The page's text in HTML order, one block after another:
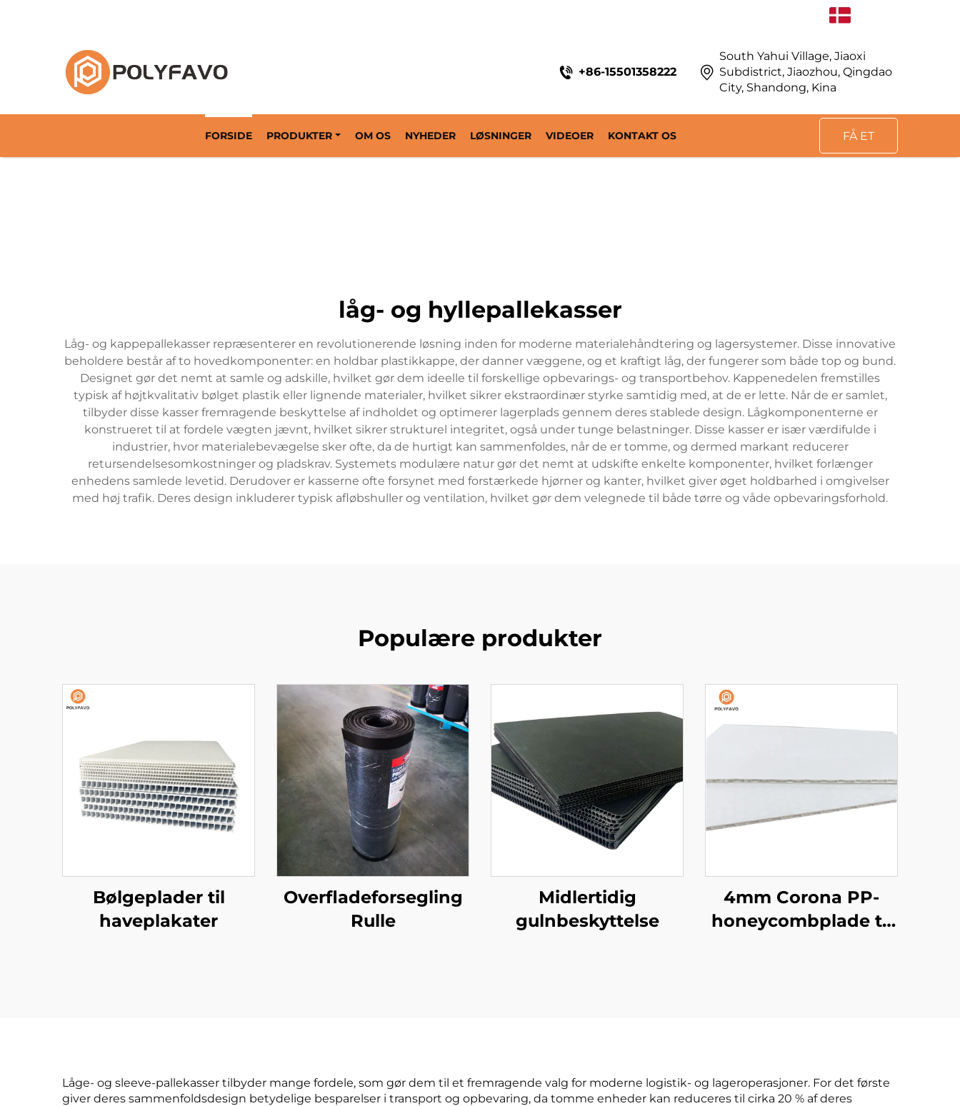
+86-15501358222
South Yahui Village, Jiaoxi
Subdistrict, Jiaozhou, Qingdao
City, Shandong, Kina
FORSIDE PRODUKTER OM OS NYHEDER LØSNINGER VIDEOER KONTAKT OS FÅ ET
låg- og hyllepallekasser
Låg- og kappepallekasser repræsenterer en revolutionerende løsning inden for moderne materialehåndtering og lagersystemer. Disse innovative
beholdere består af to hovedkomponenter: en holdbar plastikkappe, der danner væggene, og et kraftigt låg, der fungerer som både top og bund.
Designet gør det nemt at samle og adskille, hvilket gør dem ideelle til forskellige opbevarings- og transportbehov. Kappenedelen fremstilles
typisk af højtkvalitativ bølget plastik eller lignende materialer, hvilket sikrer ekstraordinær styrke samtidig med, at de er lette. Når de er samlet,
tilbyder disse kasser fremragende beskyttelse af indholdet og optimerer lagerplads gennem deres stablede design. Lågkomponenterne er
konstrueret til at fordele vægten jævnt, hvilket sikrer strukturel integritet, også under tunge belastninger. Disse kasser er især værdifulde i
industrier, hvor materialebevægelse sker ofte, da de hurtigt kan sammenfoldes, når de er tomme, og dermed markant reducerer
retursendelsesomkostninger og pladskrav. Systemets modulære natur gør det nemt at udskifte enkelte komponenter, hvilket forlænger
enhedens samlede levetid. Derudover er kasserne ofte forsynet med forstærkede hjørner og kanter, hvilket giver øget holdbarhed i omgivelser
med høj trafik. Deres design inkluderer typisk afløbshuller og ventilation, hvilket gør dem velegnede til både tørre og våde opbevaringsforhold.
Populære produkter
Bølgeplader til
haveplakater
Overfladeforsegling
Rulle
Midlertidig
gulnbeskyttelse
4mm Corona PP-
honeycombplade til
Låge- og sleeve-pallekasser tilbyder mange fordele, som gør dem til et fremragende valg for moderne logistik- og lageroperasjoner. For det første
giver deres sammenfoldsdesign betydelige besparelser i transport og opbevaring, da tomme enheder kan reduceres til cirka 20 % af deres